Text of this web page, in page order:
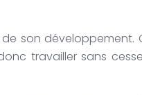
son
travailler sans